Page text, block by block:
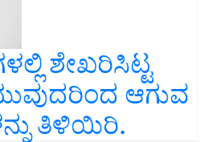
ಶೇಖರಿಸಿಟ್ಟ
ಆಗುವ
ತಿಳಿಯಿರಿ.